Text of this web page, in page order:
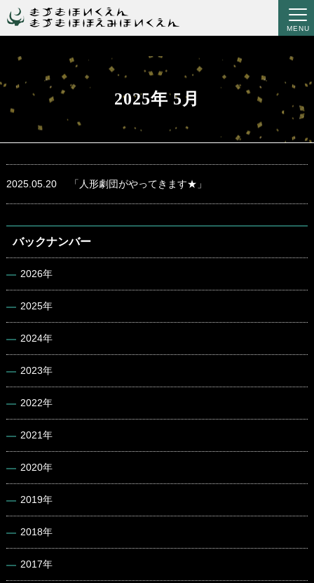
MENU
2025年 5月
2025.05.20 「人形劇団がやってきます★」
バックナンバー
2026年
2025年
2024年
2023年
2022年
2021年
2020年
2019年
2018年
2017年